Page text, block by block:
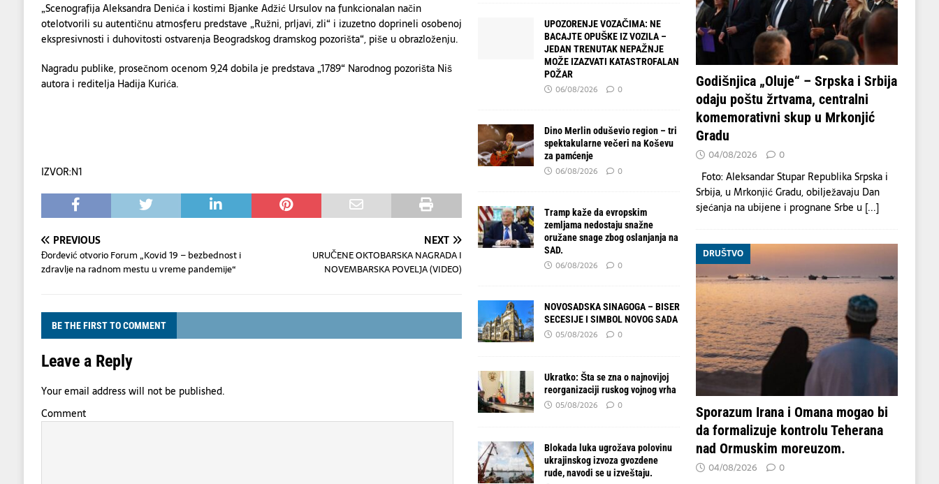
„Scenografija Aleksandra Denića i kostimi Bjanke Adžić Ursulov na funkcionalan način
otelotvorili su autentičnu atmosferu predstave „Ružni, prljavi, zli“ i izuzetno doprineli osobenoj
ekspresivnosti i duhovitosti ostvarenja Beogradskog dramskog pozorišta“, piše u obrazloženju.
Nagradu publike, prosečnom ocenom 9,24 dobila je predstava „1789“ Narodnog pozorišta Niš
autora i reditelja Hadija Kurića.
IZVOR:N1
PREVIOUS
Đorđević otvorio Forum „Kovid 19 – bezbednost i
zdravlje na radnom mestu u vreme pandemije“
NEXT
URUČENE OKTOBARSKA NAGRADA I
NOVEMBARSKA POVELJA (VIDEO)
BE THE FIRST TO COMMENT
Leave a Reply
Your email address will not be published.
Comment
UPOZORENJE VOZAČIMA: NE
BACAJTE OPUŠKE IZ VOZILA –
JEDAN TRENUTAK NEPAŽNJE
MOŽE IZAZVATI KATASTROFALAN
POŽAR
06/08/2026 0
Dino Merlin oduševio region – tri
spektakularne večeri na Koševu
za pamćenje
06/08/2026 0
Tramp kaže da evropskim
zemljama nedostaju snažne
oružane snage zbog oslanjanja na
SAD.
06/08/2026 0
NOVOSADSKA SINAGOGA – BISER
SECESIJE I SIMBOL NOVOG SADA
05/08/2026 0
Ukratko: Šta se zna o najnovijoj
reorganizaciji ruskog vojnog vrha
05/08/2026 0
Blokada luka ugrožava polovinu
ukrajinskog izvoza gvozdene
rude, navodi se u izveštaju.
Godišnjica „Oluje“ – Srpska i Srbija
odaju poštu žrtvama, centralni
komemorativni skup u Mrkonjić
Gradu
04/08/2026 0
Foto: Aleksandar Stupar Republika Srpska i
Srbija, u Mrkonjić Gradu, obilježavaju Dan
sjećanja na ubijene i prognane Srbe u [...]
DRUŠTVO
Sporazum Irana i Omana mogao bi
da formalizuje kontrolu Teherana
nad Ormuskim moreuzom.
04/08/2026 0